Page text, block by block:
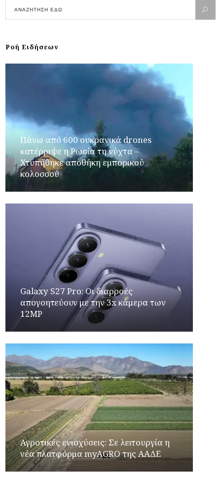
Ροή Ειδήσεων
Πάνω από 600 ουκρανικά drones
κατέρριψε η Ρωσία τη νύχτα –
Χτυπήθηκε αποθήκη εμπορικού
κολοσσού
Galaxy S27 Pro: Οι διαρροές
απογοητεύουν με την 3x κάμερα των
12MP
Αγροτικές ενισχύσεις: Σε λειτουργία η
νέα πλατφόρμα myAGRO της ΑΑΔΕ